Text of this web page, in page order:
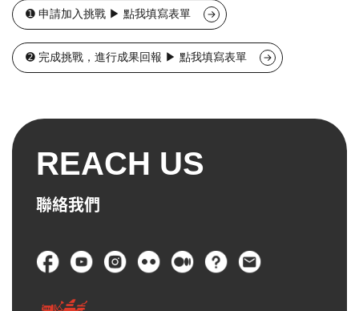
排」概念生活化地植入學習經驗，因此本會還
是會提供參與證書。
➊ 申請加入挑戰 ▶ 點我填寫表單
➋ 完成挑戰，進行成果回報 ▶ 點我填寫表單
REACH US
聯絡我們
頁尾